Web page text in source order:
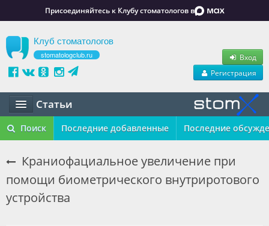
Присоединяйтесь к Клубу стоматологов в
Клуб стоматологов
stomatologclub.ru
Вход
Регистрация
Статьи
Статьи
Обучение
Вакансии
Поиск Последние добавленные Последние
Краниофациальное увеличение при
помощи биометрического внутриротового
устройства